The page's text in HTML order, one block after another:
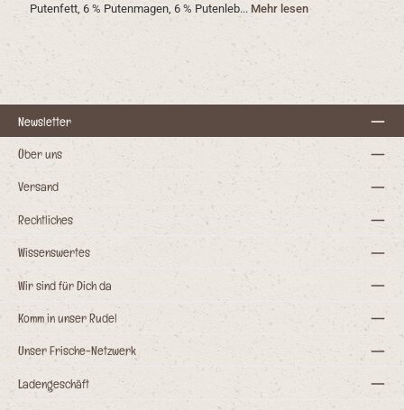
Putenfett, 6 % Putenmagen, 6 % Putenleb... Mehr lesen
Newsletter
Über uns
Versand
Rechtliches
Wissenswertes
Wir sind für Dich da
Komm in unser Rudel
Unser Frische-Netzwerk
Ladengeschäft